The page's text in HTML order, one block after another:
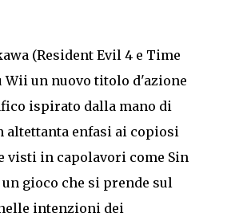
(Resident Evil 4 e Time
Wii un nuovo titolo d'azione
ispirato dalla mano di
altettanta enfasi ai copiosi
visti in capolavori come Sin
un gioco che si prende sul
intenzioni dei